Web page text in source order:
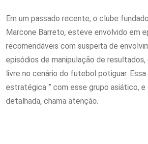
Em um passado recente, o clube
Marcone Barreto, esteve envolvido em
recomendáveis com suspeita de
episódios de manipulação de
livre no cenário do futebol potiguar. Essa
estratégica ” com esse grupo asiático, e
detalhada, chama atenção.